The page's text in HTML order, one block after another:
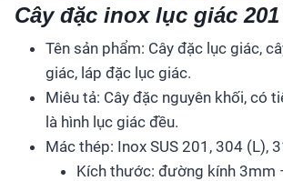
Cây đặc inox lục giác 201
Tên sản phẩm: Cây đặc lục giác,
giác, láp đặc lục giác.
Miêu tả: Cây đặc nguyên khối, có
là hình lục giác đều.
Mác thép: Inox SUS 201, 304 (L),
Kích thước: đường kính 3mm